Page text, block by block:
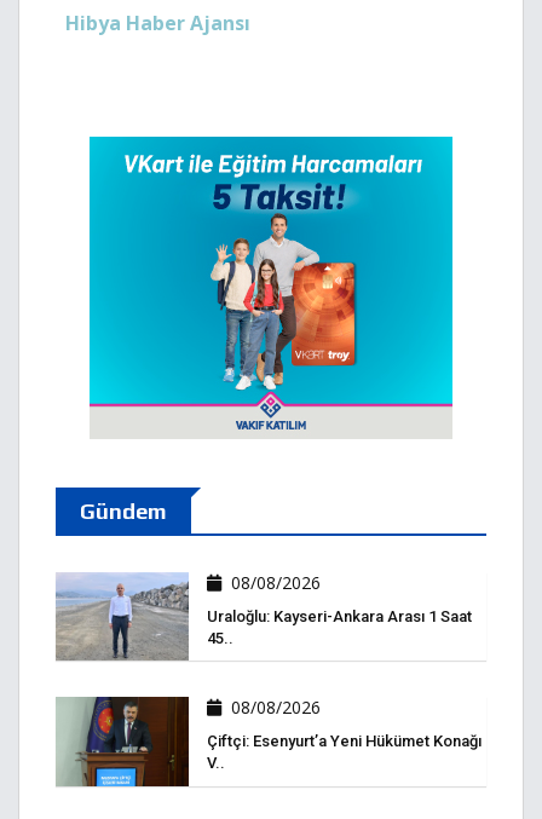
Hibya Haber Ajansı
Gündem
08/08/2026
Uraloğlu: Kayseri-Ankara Arası 1 Saat
45..
08/08/2026
Çiftçi: Esenyurt’a Yeni Hükümet Konağı
V..